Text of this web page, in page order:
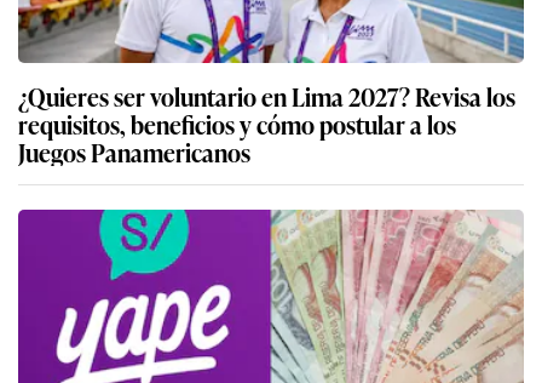
¿Quieres ser voluntario en Lima 2027? Revisa los
requisitos, beneficios y cómo postular a los
Juegos Panamericanos